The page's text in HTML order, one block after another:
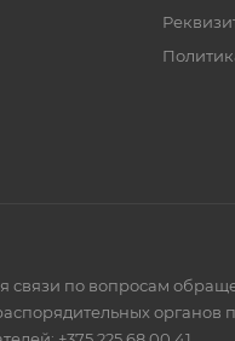
связи по вопросам